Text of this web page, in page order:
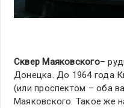
Сквер Маяковского–
Донецка. До 1964 года
(или проспектом – оба
Маяковского. Такое же